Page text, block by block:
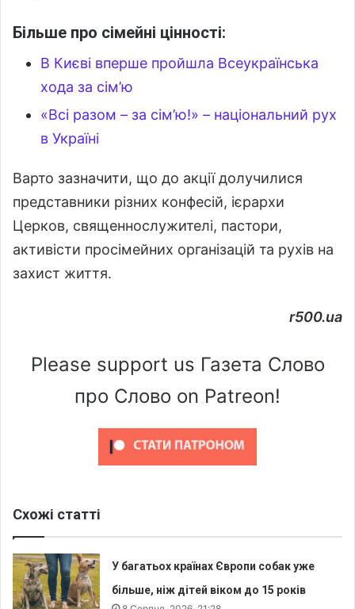
Більше про сімейні цінності:
В Києві вперше пройшла Всеукраїнська
хода за сім’ю
«Всі разом – за сім’ю!» – національний рух
в Україні
Варто зазначити, що до акції долучилися
представники різних конфесій, ієрархи
Церков, священнослужителі, пастори,
активісти просімейних організацій та рухів на
захист життя.
r500.ua
Please support us Газета Слово
про Слово on Patreon!
Схожі статті
У багатьох країнах Європи собак уже
більше, ніж дітей віком до 15 років